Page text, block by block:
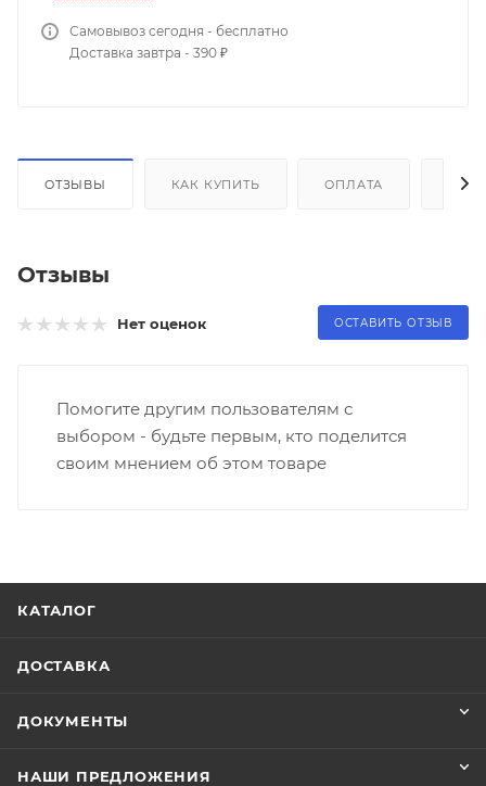
Самовывоз сегодня - бесплатно
Доставка завтра - 390 ₽
ОТЗЫВЫ КАК КУПИТЬ ОПЛАТА
Отзывы
Нет оценок ОСТАВИТЬ ОТЗЫВ
Помогите другим пользователям с
выбором - будьте первым, кто поделится
своим мнением об этом товаре
КАТАЛОГ
ДОСТАВКА
ДОКУМЕНТЫ
НАШИ ПРЕДЛОЖЕНИЯ